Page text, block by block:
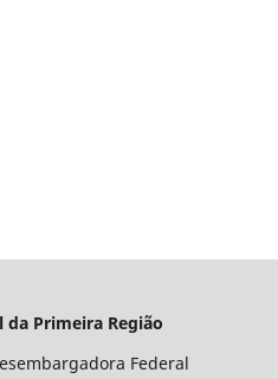
da Primeira Região
Federal